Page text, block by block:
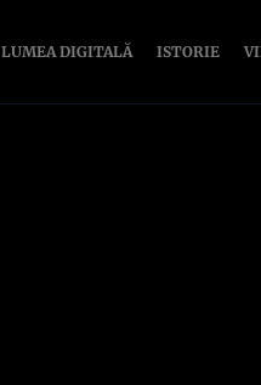
LUMEA DIGITALĂ ISTORIE